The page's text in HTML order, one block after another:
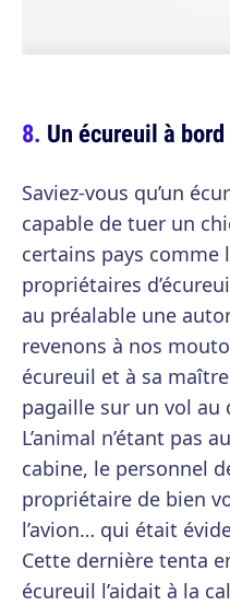
Un écureuil à
Saviez-vous qu’un
capable de tuer un
certains pays comme
propriétaires
au préalable une
revenons à nos
écureuil et à sa
pagaille sur un vol au
L’animal n’étant pas
cabine, le personnel
propriétaire de bien
l’avion… qui était
Cette dernière tenta
écureuil l’aidait à la